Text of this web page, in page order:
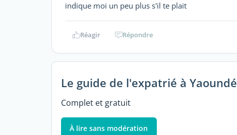
indique moi un peu plus s'il te plait
Réagir Répondre
Le guide de l'expatrié à Yaoundé
Complet et gratuit
À lire sans modération